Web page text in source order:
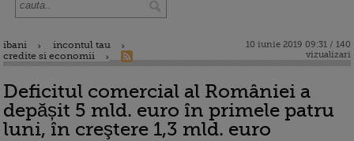
ibani
incontul tau
credite si economii
10 iunie 2019 09:31 / 140
vizualizari
Deficitul comercial al României a
depășit 5 mld. euro în primele patru
luni, în creştere 1,3 mld. euro